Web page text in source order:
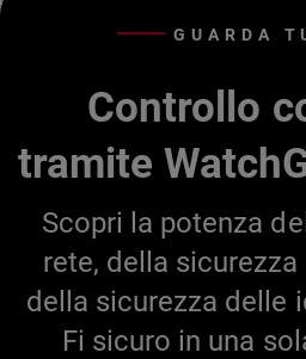
GUARDA
Controllo
tramite
Scopri la potenza
rete, della
della sicurezza delle
Fi sicuro in una